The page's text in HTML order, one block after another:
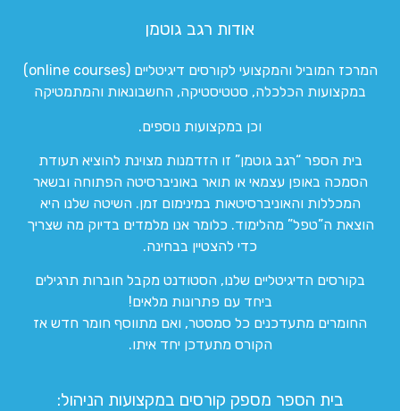
אודות רגב גוטמן
המרכז המוביל והמקצועי לקורסים דיגיטליים (online courses)
במקצועות הכלכלה, סטטיסטיקה, החשבונאות והמתמטיקה
וכן במקצועות נוספים.
בית הספר “רגב גוטמן” זו הזדמנות מצוינת להוציא תעודת
הסמכה באופן עצמאי או תואר באוניברסיטה הפתוחה ובשאר
המכללות והאוניברסיטאות במינימום זמן. השיטה שלנו היא
הוצאת ה”טפל” מהלימוד. כלומר אנו מלמדים בדיוק מה שצריך
כדי להצטיין בבחינה.
בקורסים הדיגיטליים שלנו, הסטודנט מקבל חוברות תרגילים
ביחד עם פתרונות מלאים!
החומרים מתעדכנים כל סמסטר, ואם מתווסף חומר חדש אז
הקורס מתעדכן יחד איתו.
בית הספר מספק קורסים במקצועות הניהול: